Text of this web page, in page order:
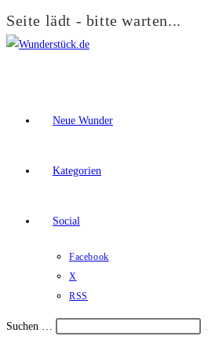
Seite lädt - bitte warten...
Zum
Neue Wunder
Kategorien
Social
Facebook
X
RSS
Suchen …